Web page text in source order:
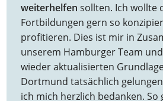
weiterhelfen sollten. Ich wollte
Fortbildungen gern so
profitieren. Dies ist mir in
unserem Hamburger Team
wieder aktualisierten
Dortmund tatsächlich
ich mich herzlich bedanken. So